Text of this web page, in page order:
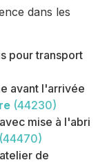
dans les
pour transport
avant l'arrivée
(44230)
mise à l'abri
(44470)
de